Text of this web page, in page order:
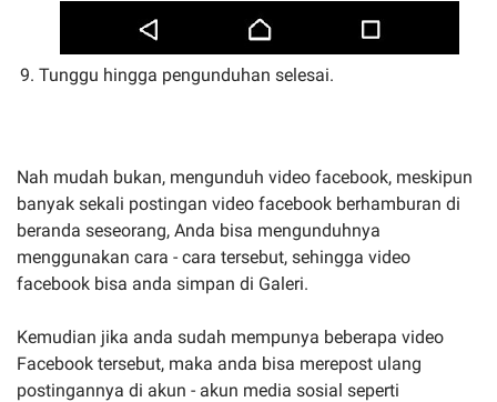
Tunggu hingga pengunduhan selesai.
Nah mudah bukan, mengunduh video facebook, meskipun
banyak sekali postingan video facebook berhamburan di
beranda seseorang, Anda bisa mengunduhnya
menggunakan cara - cara tersebut, sehingga video
facebook bisa anda simpan di Galeri.
Kemudian jika anda sudah mempunya beberapa video
Facebook tersebut, maka anda bisa merepost ulang
postingannya di akun - akun media sosial seperti